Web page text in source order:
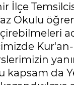
İlçe
Okulu
kapsam da